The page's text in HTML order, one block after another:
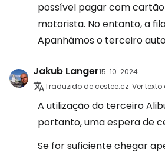
possível pagar com
motorista. No entanto, a
Apanhámos o terceiro
Jakub Langer15. 10. 2024
Traduzido de cestee.cz Ver
A utilização do terceiro
portanto, uma espera de
Se for suficiente chegar